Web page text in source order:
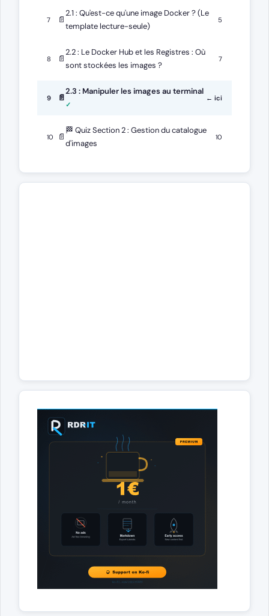
7 📄
2.1 : Qu'est-ce qu'une image Docker ? (Le
template lecture-seule)
5
8 📄
2.2 : Le Docker Hub et les Registres : Où
sont stockées les images ?
7
9 📄
2.3 : Manipuler les images au terminal
← ici
10 📄
🏁 Quiz Section 2 : Gestion du catalogue
d'images
10